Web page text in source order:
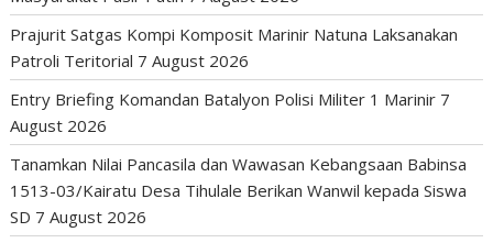
Prajurit Satgas Kompi Komposit Marinir Natuna Laksanakan
Patroli Teritorial 7 August 2026
Entry Briefing Komandan Batalyon Polisi Militer 1 Marinir 7
August 2026
Tanamkan Nilai Pancasila dan Wawasan Kebangsaan Babinsa
1513-03/Kairatu Desa Tihulale Berikan Wanwil kepada Siswa
SD 7 August 2026